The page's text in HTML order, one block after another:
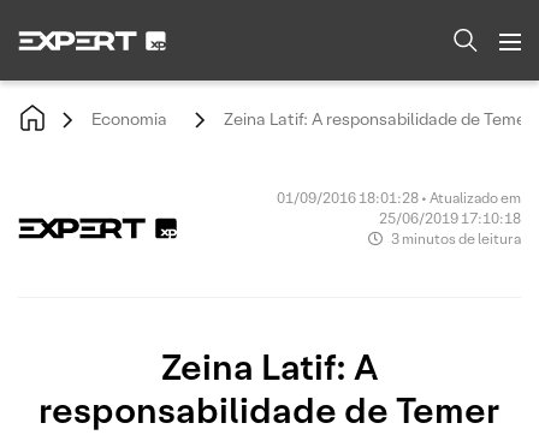
Economia Zeina Latif: A responsabilidade de Temer
01/09/2016 18:01:28 • Atualizado em
25/06/2019 17:10:18
3 minutos de leitura
Zeina Latif: A
responsabilidade de Temer